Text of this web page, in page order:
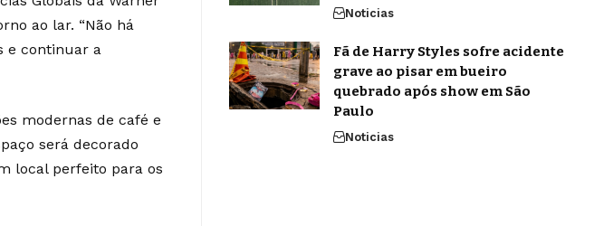
ao lar. “Não há
e continuar a
modernas de café e
será decorado
local perfeito para os
Noticias
Fã de Harry Styles sofre acidente
grave ao pisar em bueiro
quebrado após show em São
Paulo
Noticias